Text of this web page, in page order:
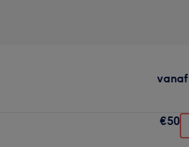
vanaf
€50